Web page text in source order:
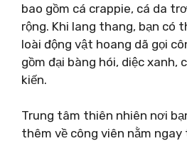
bao gồm cá crappie, cá da
rộng. Khi lang thang, bạn có
loài động vật hoang dã gọi
gồm đại bàng hói, diệc xanh,
kiến.
Trung tâm thiên nhiên nơi
thêm về công viên nằm